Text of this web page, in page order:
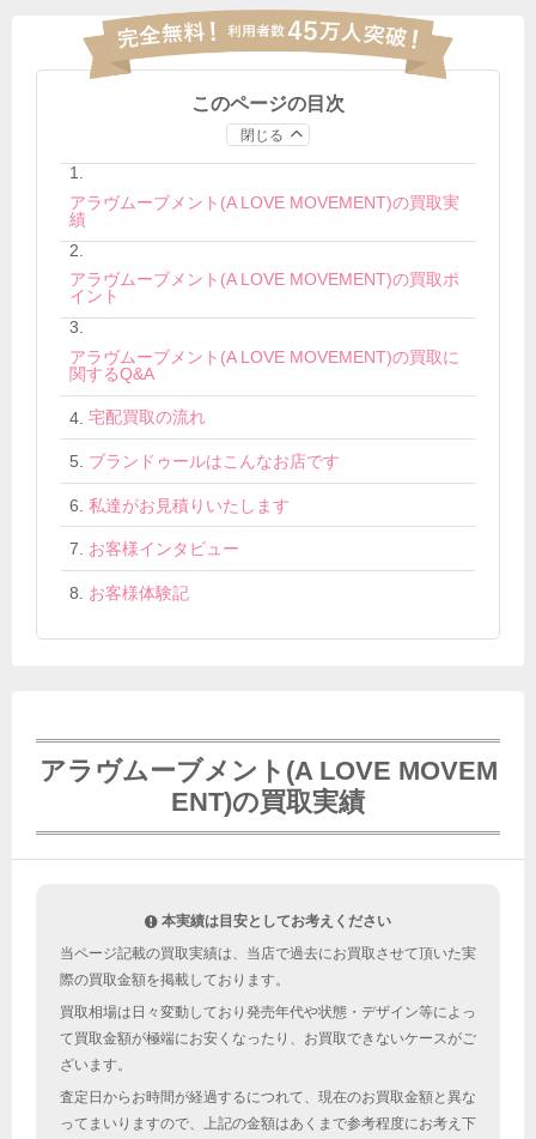
このページの目次
閉じる
アラヴムーブメント(A LOVE MOVEMENT)の買取実
績
アラヴムーブメント(A LOVE MOVEMENT)の買取ポ
イント
アラヴムーブメント(A LOVE MOVEMENT)の買取に
関するQ&A
宅配買取の流れ
ブランドゥールはこんなお店です
私達がお見積りいたします
お客様インタビュー
お客様体験記
アラヴムーブメント(A LOVE MOVEM
ENT)の買取実績
本実績は目安としてお考えください
当ページ記載の買取実績は、当店で過去にお買取させて頂いた実
際の買取金額を掲載しております。
買取相場は日々変動しており発売年代や状態・デザイン等によっ
て買取金額が極端にお安くなったり、お買取できないケースがご
ざいます。
査定日からお時間が経過するにつれて、現在のお買取金額と異な
ってまいりますので、上記の金額はあくまで参考程度にお考え下